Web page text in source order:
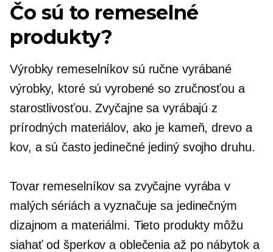
Čo sú to remeselné
produkty?
Výrobky remeselníkov sú ručne vyrábané
výrobky, ktoré sú vyrobené so zručnosťou a
starostlivosťou. Zvyčajne sa vyrábajú z
prírodných materiálov, ako je kameň, drevo a
kov, a sú často jedinečné jediný svojho druhu.
Tovar remeselníkov sa zvyčajne vyrába v
malých sériách a vyznačuje sa jedinečným
dizajnom a materiálmi. Tieto produkty môžu
siahať od šperkov a oblečenia až po nábytok a